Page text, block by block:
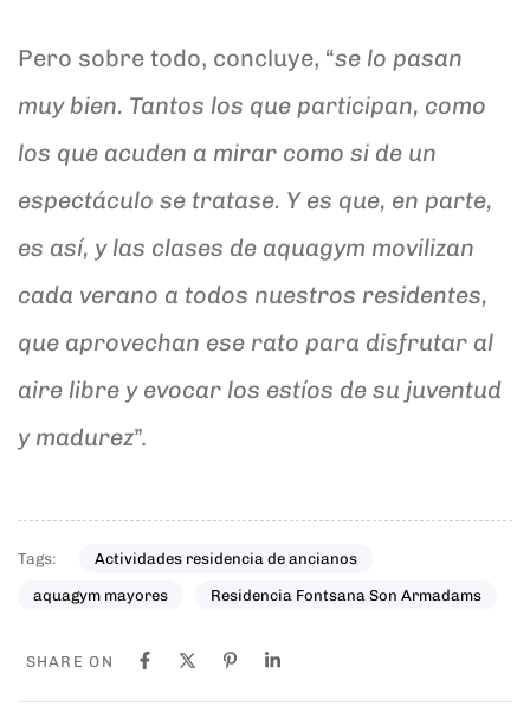
Pero sobre todo, concluye, “se lo pasan
muy bien. Tantos los que participan, como
los que acuden a mirar como si de un
espectáculo se tratase. Y es que, en parte,
es así, y las clases de aquagym movilizan
cada verano a todos nuestros residentes,
que aprovechan ese rato para disfrutar al
aire libre y evocar los estíos de su juventud
y madurez”.
Tags: Actividades residencia de ancianos
aquagym mayores Residencia Fontsana Son Armadams
SHARE ON